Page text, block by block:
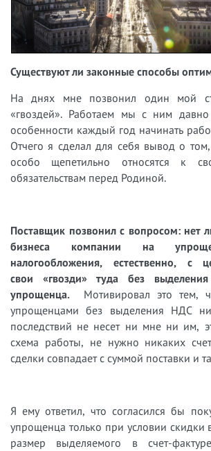
Существуют ли законные способы
На днях мне позвонил один мой
«гвоздей». Работаем мы с ним
особенности каждый год начинать
Отчего я сделал для себя вывод о
особо щепетильно относятся к
обязательствам перед Родиной.
Поставщик позвонил с вопросом: нет
бизнеса компании на
налогообложения, естественно, с
свои «гвозди»туда без
упрощенца.
Мотивировал это тем,
упрощенцами без выделения НДС
последствий не несет ни мне ни им,
схема работы, не нужно никаких
сделки совпадает с суммой поставки и
Я ему ответил, что согласился бы
упрощенца только при условии скидки
размер выделяемого в счет-